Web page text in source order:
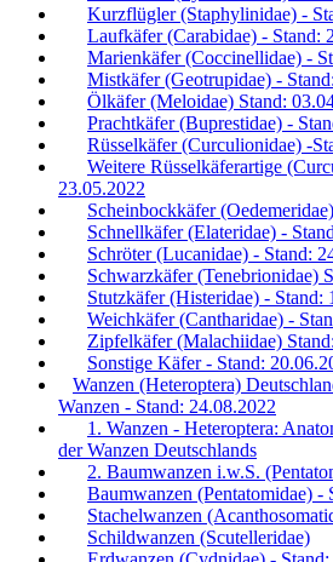
Kurzflügler (Staphylinidae) -
Laufkäfer (Carabidae) - Stand:
Marienkäfer (Coccinellidae) -
Mistkäfer (Geotrupidae) -
Ölkäfer (Meloidae) Stand:
Prachtkäfer (Buprestidae) -
Rüsselkäfer (Curculionidae) -
Weitere Rüsselkäferartige
23.05.2022
Scheinbockkäfer
Schnellkäfer (Elateridae) -
Schröter (Lucanidae) - Stand:
Schwarzkäfer (Tenebrionidae)
Stutzkäfer (Histeridae) - Stand:
Weichkäfer (Cantharidae) -
Zipfelkäfer (Malachiidae)
Sonstige Käfer - Stand:
Wanzen (Heteroptera)
Wanzen - Stand: 24.08.2022
1. Wanzen - Heteroptera:
der Wanzen Deutschlands
2. Baumwanzen i.w.S.
Baumwanzen (Pentatomidae) -
Stachelwanzen
Schildwanzen (Scutelleridae)